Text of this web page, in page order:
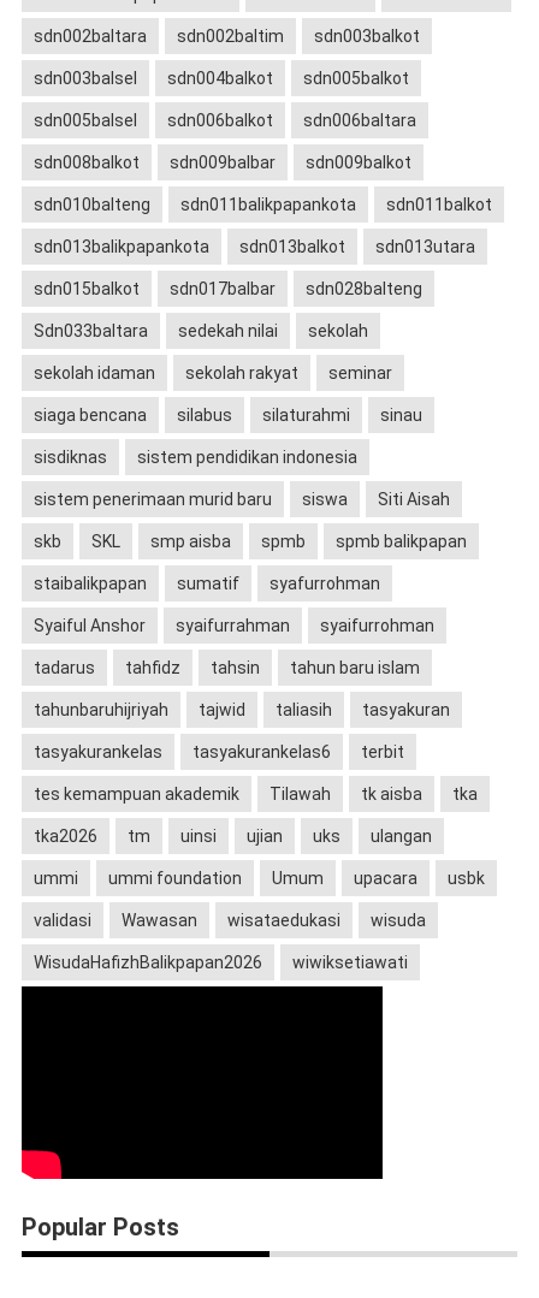
sdn002baltara sdn002baltim sdn003balkot
sdn003balsel sdn004balkot sdn005balkot
sdn005balsel sdn006balkot sdn006baltara
sdn008balkot sdn009balbar sdn009balkot
sdn010balteng sdn011balikpapankota sdn011balkot
sdn013balikpapankota sdn013balkot sdn013utara
sdn015balkot sdn017balbar sdn028balteng
Sdn033baltara sedekah nilai sekolah
sekolah idaman sekolah rakyat seminar
siaga bencana silabus silaturahmi sinau
sisdiknas sistem pendidikan indonesia
sistem penerimaan murid baru siswa Siti Aisah
skb SKL smp aisba spmb spmb balikpapan
staibalikpapan sumatif syafurrohman
Syaiful Anshor syaifurrahman syaifurrohman
tadarus tahfidz tahsin tahun baru islam
tahunbaruhijriyah tajwid taliasih tasyakuran
tasyakurankelas tasyakurankelas6 terbit
tes kemampuan akademik Tilawah tk aisba tka
tka2026 tm uinsi ujian uks ulangan
ummi ummi foundation Umum upacara usbk
validasi Wawasan wisataedukasi wisuda
WisudaHafizhBalikpapan2026 wiwiksetiawati
Popular Posts